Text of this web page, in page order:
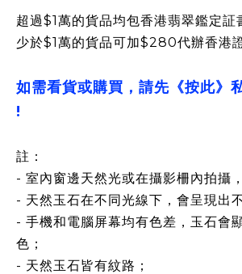
超過$1萬的貨品均包香港翡翠鑑定証
少於$1萬的貨品可加$280代辦香港證
如需看貨或購買，請先《按此》
!
註：
- 室內窗邊天然光或在攝影柵內拍攝
- 天然玉石在不同光線下，會呈現出
- 手機和電腦屏幕均有色差，玉石會
色；
- 天然玉石皆有紋路；